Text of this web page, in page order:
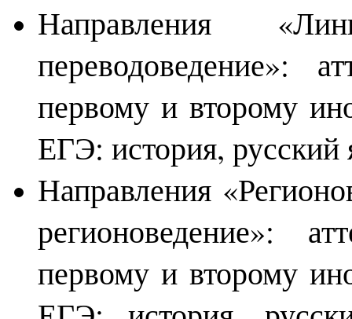
Направления
переводоведение»:
первому и второму
ЕГЭ: история,
Направления
регионоведение»:
первому и второму